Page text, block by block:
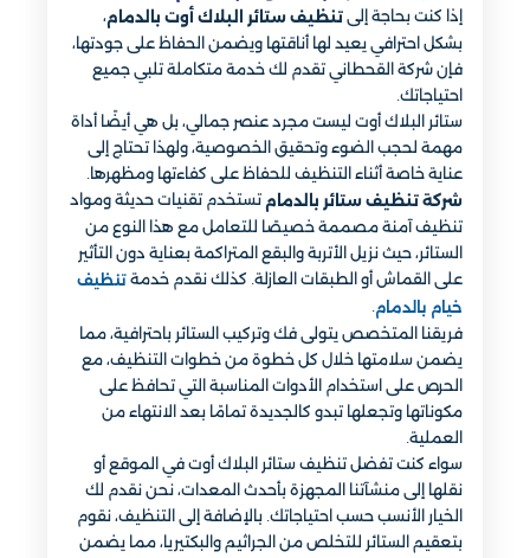
إذا كنت بحاجة إلى تنظيف ستائر البلاك أوت بالدمام،
بشكل احترافي يعيد لها أناقتها ويضمن الحفاظ على جودتها،
فإن شركة القحطاني تقدم لك خدمة متكاملة تلبي جميع
احتياجاتك.
ستائر البلاك أوت ليست مجرد عنصر جمالي، بل هي أيضًا أداة
مهمة لحجب الضوء وتحقيق الخصوصية، ولهذا تحتاج إلى
عناية خاصة أثناء التنظيف للحفاظ على كفاءتها ومظهرها.
شركة تنظيف ستائر بالدمام تستخدم تقنيات حديثة ومواد
تنظيف آمنة مصممة خصيصًا للتعامل مع هذا النوع من
الستائر، حيث نزيل الأتربة والبقع المتراكمة بعناية دون التأثير
على القماش أو الطبقات العازلة. كذلك نقدم خدمة تنظيف
خيام​ بالدمام.
فريقنا المتخصص يتولى فك وتركيب الستائر باحترافية، مما
يضمن سلامتها خلال كل خطوة من خطوات التنظيف، مع
الحرص على استخدام الأدوات المناسبة التي تحافظ على
مكوناتها وتجعلها تبدو كالجديدة تمامًا بعد الانتهاء من
العملية.
سواء كنت تفضل تنظيف ستائر البلاك أوت في الموقع أو
نقلها إلى منشآتنا المجهزة بأحدث المعدات، نحن نقدم لك
الخيار الأنسب حسب احتياجاتك. بالإضافة إلى التنظيف، نقوم
بتعقيم الستائر للتخلص من الجراثيم والبكتيريا، مما يضمن